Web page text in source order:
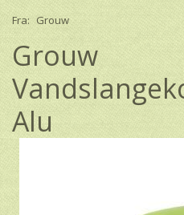
Fra: Grouw
Grouw
Alu